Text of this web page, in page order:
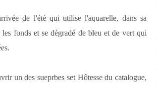
de l'été qui utilise l'aquarelle, dans sa
fonds et se dégradé de bleu et de vert qui
un des sueprbes set Hôtesse du catalogue,